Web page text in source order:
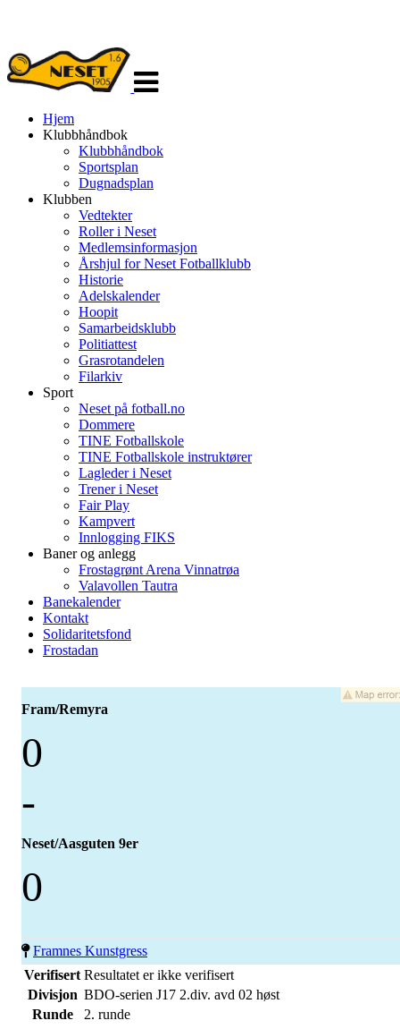
navigasjon
Hjem
Klubbhåndbok
Klubbhåndbok
Sportsplan
Dugnadsplan
Klubben
Vedtekter
Roller i Neset
Medlemsinformasjon
Årshjul for Neset Fotballklubb
Historie
Adelskalender
Hoopit
Samarbeidsklubb
Politiattest
Grasrotandelen
Filarkiv
Sport
Neset på fotball.no
Dommere
TINE Fotballskole
TINE Fotballskole instruktører
Lagleder i Neset
Trener i Neset
Fair Play
Kampvert
Innlogging FIKS
Baner og anlegg
Frostagrønt Arena Vinnatrøa
Valavollen Tautra
Banekalender
Kontakt
Solidaritetsfond
Frostadan
Fram/Remyra
0
-
Neset/Aasguten 9er
0
Framnes Kunstgress
Verifisert Resultatet er ikke verifisert
Divisjon BDO-serien J17 2.div. avd 02 høst
Runde
2. runde